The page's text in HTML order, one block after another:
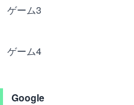
ゲーム3
ゲーム4
Google